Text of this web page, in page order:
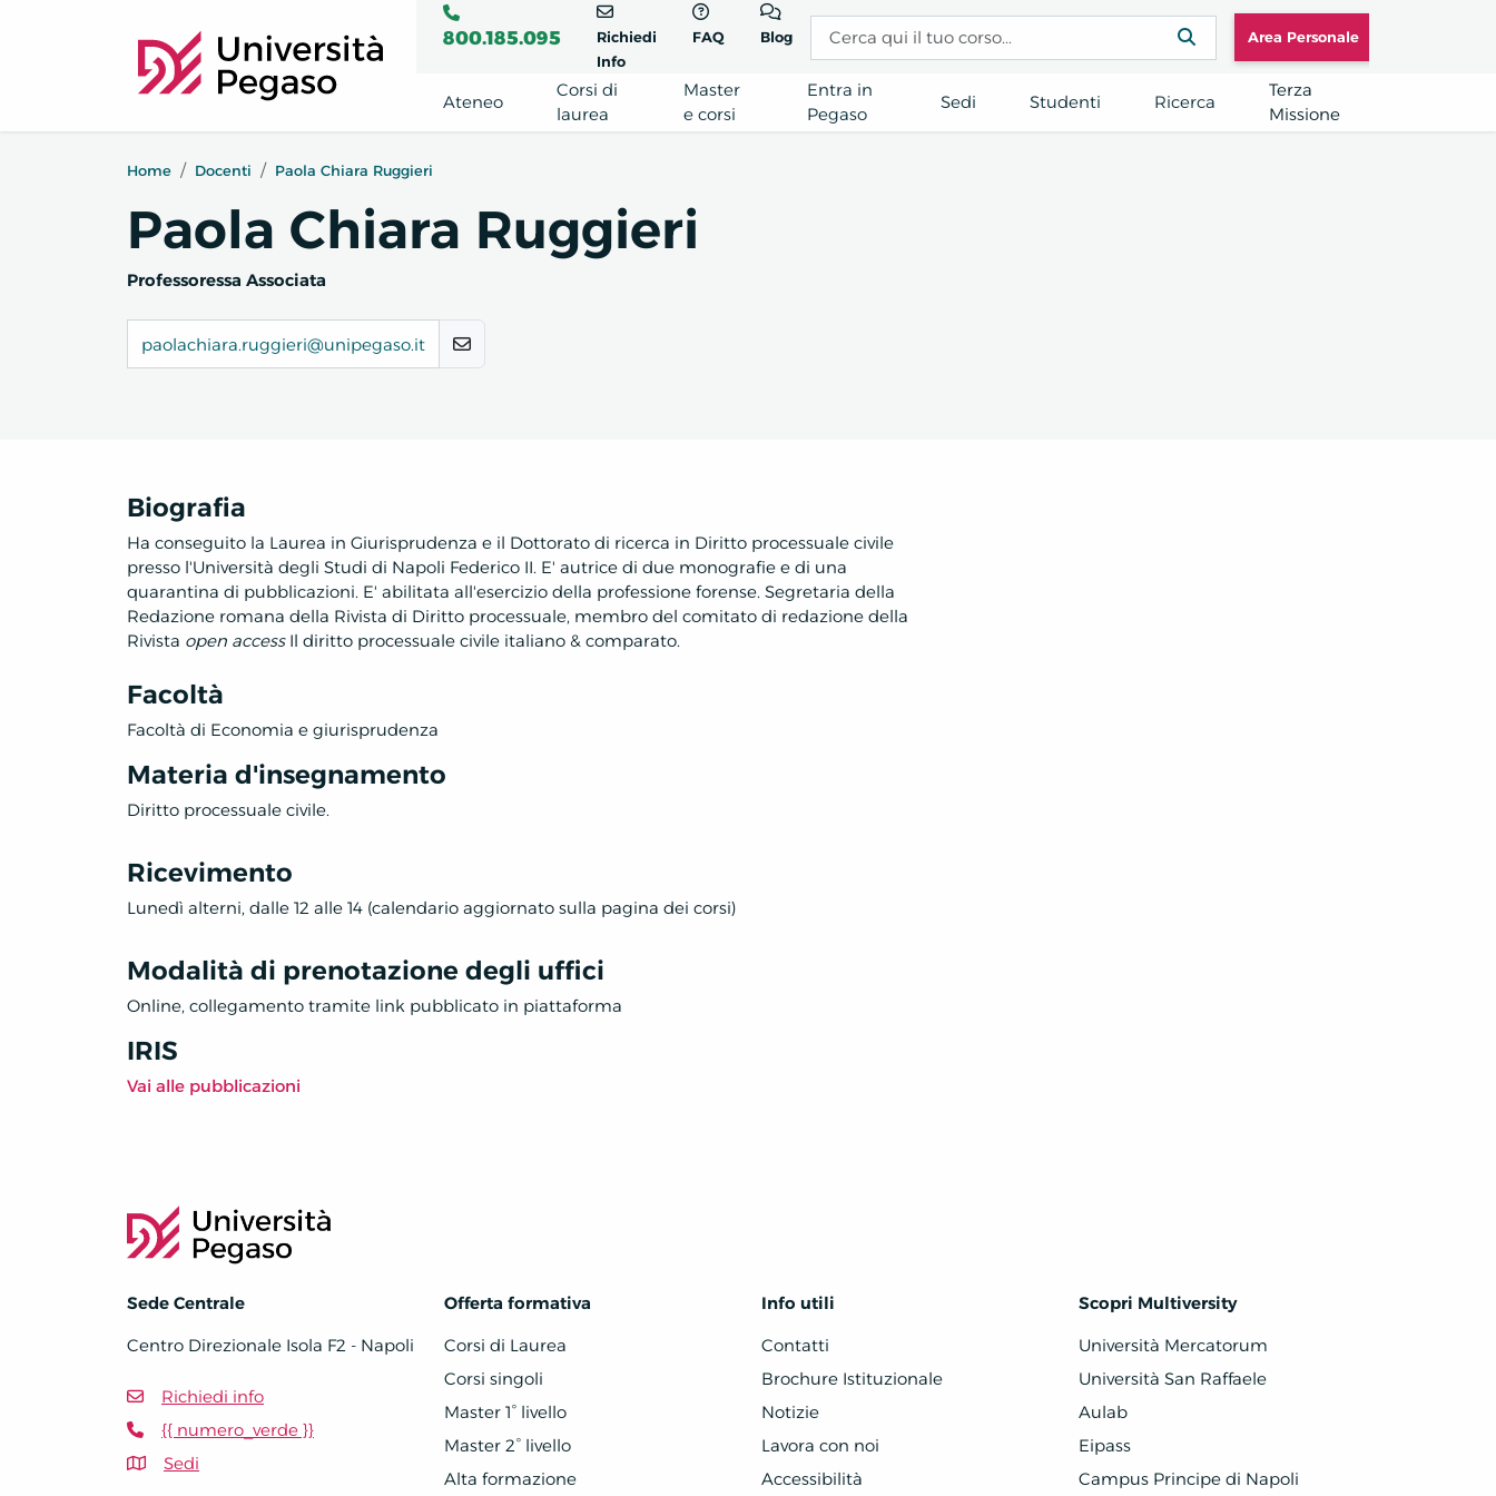
800.185.095
Richiedi
Info
FAQ Blog Area Personale
Ateneo
Corsi di
laurea
Master
e corsi
Entra in
Pegaso
Sedi Studenti Ricerca
Terza
Missione
Home Docenti Paola Chiara Ruggieri
Paola Chiara Ruggieri
Professoressa Associata
paolachiara.ruggieri@unipegaso.it
Biografia
Ha conseguito la Laurea in Giurisprudenza e il Dottorato di ricerca in Diritto processuale civile
presso l'Università degli Studi di Napoli Federico II. E' autrice di due monografie e di una
quarantina di pubblicazioni. E' abilitata all'esercizio della professione forense. Segretaria della
Redazione romana della Rivista di Diritto processuale, membro del comitato di redazione della
Rivista open accessIl diritto processuale civile italiano & comparato.
Facoltà
Facoltà di Economia e giurisprudenza
Materia d'insegnamento
Diritto processuale civile.
Ricevimento
Lunedì alterni, dalle 12 alle 14 (calendario aggiornato sulla pagina dei corsi)
Modalità di prenotazione degli uffici
Online, collegamento tramite link pubblicato in piattaforma
IRIS
Vai alle pubblicazioni
Sede Centrale
Centro Direzionale Isola F2 - Napoli
Richiedi info
{{ numero_verde }}
Sedi
Offerta formativa
Corsi di Laurea
Corsi singoli
Master 1° livello
Master 2° livello
Alta formazione
Info utili
Contatti
Brochure Istituzionale
Notizie
Lavora con noi
Accessibilità
Scopri Multiversity
Università Mercatorum
Università San Raffaele
Aulab
Eipass
Campus Principe di Napoli